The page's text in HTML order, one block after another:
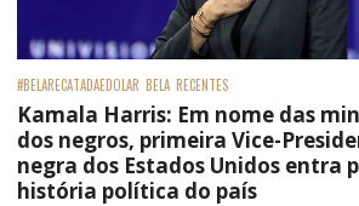
#BELARECATADAEDOLAR BELA RECENTES
Kamala Harris: Em nome das
dos negros, primeira Vice-
negra dos Estados Unidos entra
história política do país